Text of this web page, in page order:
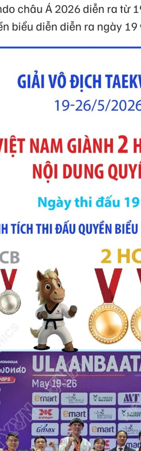
châu Á 2026 diễn ra từ
biểu diễn diễn ra ngày